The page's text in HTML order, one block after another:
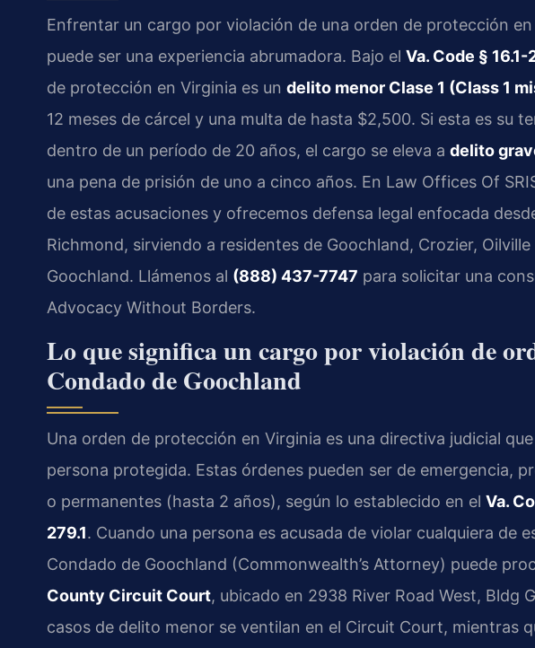
Enfrentar un cargo por violación de una orden de protección
puede ser una experiencia abrumadora. Bajo el Va. Code §
de protección en Virginia es un delito menor Clase 1 (Class 1
12 meses de cárcel y una multa de hasta $2,500. Si esta es su
dentro de un período de 20 años, el cargo se eleva a delito
una pena de prisión de uno a cinco años. En Law Offices Of
de estas acusaciones y ofrecemos defensa legal enfocada
Richmond, sirviendo a residentes de Goochland, Crozier,
Goochland. Llámenos al (888) 437-7747 para solicitar una
Advocacy Without Borders.
Lo que significa un cargo por violación de
Condado de Goochland
Una orden de protección en Virginia es una directiva judicial
persona protegida. Estas órdenes pueden ser de emergencia,
o permanentes (hasta 2 años), según lo establecido en el Va.
279.1. Cuando una persona es acusada de violar cualquiera de
Condado de Goochland (Commonwealth’s Attorney) puede
County Circuit Court, ubicado en 2938 River Road West, Bldg
casos de delito menor se ventilan en el Circuit Court, mientras